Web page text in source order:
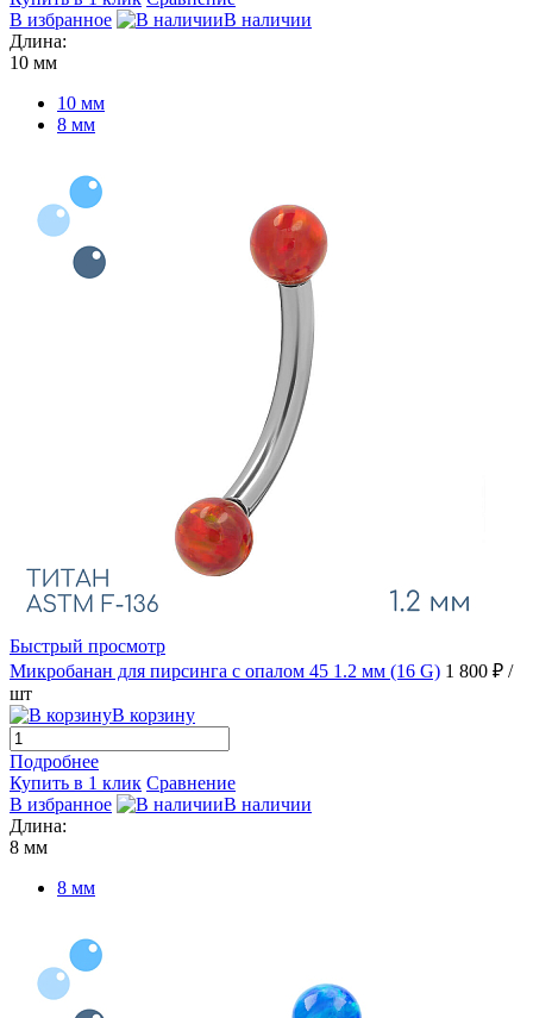
В избранное
В наличии
Длина:
10 мм
10 мм
8 мм
Быстрый просмотр
Микробанан для пирсинга с опалом 45 1.2 мм (16 G) 1 800 ₽ /
шт
В корзину
Подробнее
Купить в 1 клик Сравнение
В избранное
В наличии
Длина:
8 мм
8 мм